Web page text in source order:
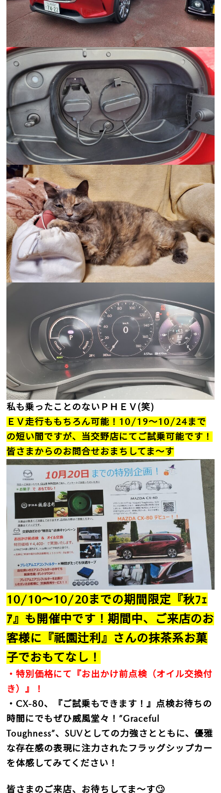
私も乗ったことのないＰＨＥＶ(笑)
ＥＶ走行ももちろん可能！10/19～10/24まで
の短い間ですが、当交野店にてご試乗可能です！
皆さまからのお問合せおまちしてま～す
10/10～10/20までの期間限定『秋ﾌｪ
ｱ』も開催中です！期間中、ご来店のお
客様に『祇園辻利』さんの抹茶系お菓
子でおもてなし！
・特別価格にて『お出かけ前点検（オイル交換付
き）』！
・CX-80、『ご試乗もできます！』点検お待ちの
時間にでもぜひ威風堂々！”Graceful
Toughness”、SUVとしての力強さとともに、優雅
な存在感の表現に注力されたフラッグシップカー
を体感してみてください！
皆さまのご来店、お待ちしてま～す🙄